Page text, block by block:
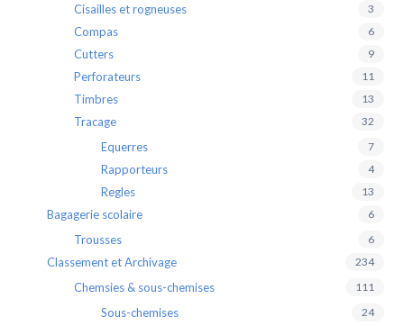
Cisailles et rogneuses 3
Compas 6
Cutters 9
Perforateurs 11
Timbres 13
Tracage 32
Equerres 7
Rapporteurs 4
Regles 13
Bagagerie scolaire 6
Trousses 6
Classement et Archivage 234
Chemsies & sous-chemises 111
Sous-chemises 24